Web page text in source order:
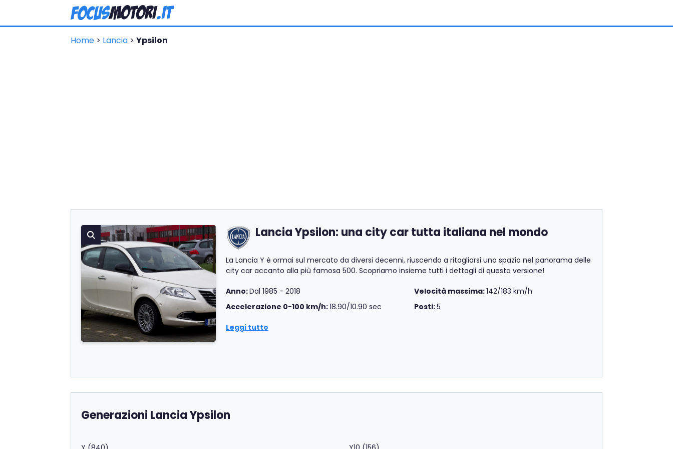
Home > Lancia > Ypsilon
Lancia Ypsilon: una city car tutta italiana nel mondo
La Lancia Y è ormai sul mercato da diversi decenni, riuscendo a ritagliarsi uno spazio nel panorama delle
city car accanto alla più famosa 500. Scopriamo insieme tutti i dettagli di questa versione!
Anno:Dal 1985 - 2018 Velocità massima:142/183 km/h
Accelerazione 0-100 km/h:18.90/10.90 sec Posti:5
Leggi tutto
Generazioni Lancia Ypsilon